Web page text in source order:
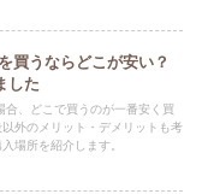
買うならどこが安い？
した
、どこで買うのが一番安く買
外のメリット・デメリットも考
場所を紹介します。